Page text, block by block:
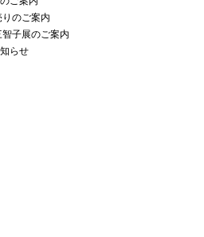
りのご案内
子展のご案内
らせ